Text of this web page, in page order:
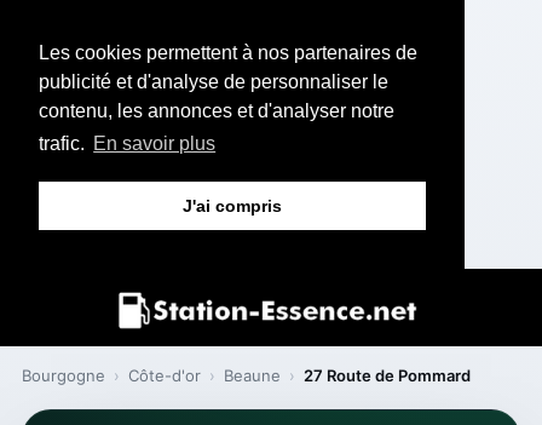
Les cookies permettent à nos partenaires de
publicité et d'analyse de personnaliser le
contenu, les annonces et d'analyser notre
trafic. En savoir plus
J'ai compris
Bourgogne › Côte-d'or › Beaune › 27 Route de Pommard